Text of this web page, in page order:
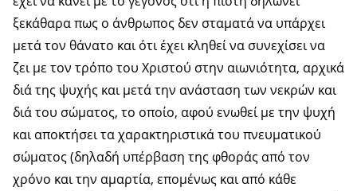
ξεκάθαρα πως ο άνθρωπος δεν σταματά να υπάρχει
μετά τον θάνατο και ότι έχει κληθεί να συνεχίσει να
ζει με τον τρόπο του Χριστού στην αιωνιότητα, αρχικά
διά της ψυχής και μετά την ανάσταση των νεκρών και
διά του σώματος, το οποίο, αφού ενωθεί με την ψυχή
και αποκτήσει τα χαρακτηριστικά του πνευματικού
σώματος (δηλαδή υπέρβαση της φθοράς από τον
χρόνο και την αμαρτία, επομένως και από κάθε